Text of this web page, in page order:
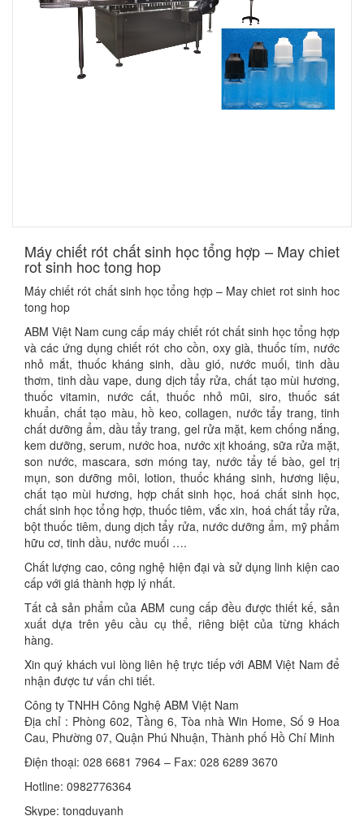
​Máy chiết rót chất sinh học tổng hợp – May chiet
rot sinh hoc tong hop
Máy chiết rót chất sinh học tổng hợp – May chiet rot sinh hoc
tong hop
ABM Việt Nam cung cấp máy chiết rót chất sinh học tổng hợp
và các ứng dụng chiết rót cho cồn, oxy già, thuốc tím, nước
nhỏ mắt, thuốc kháng sinh, dầu gió, nước muối, tinh dầu
thơm, tinh dầu vape, dung dịch tẩy rửa, chất tạo mùi hương,
thuốc vitamin, nước cất, thuốc nhỏ mũi, siro, thuốc sát
khuẩn, chất tạo màu, hồ keo, collagen, nước tẩy trang, tinh
chất dưỡng ẩm, dầu tẩy trang, gel rửa mặt, kem chống nắng,
kem dưỡng, serum, nước hoa, nước xịt khoáng, sữa rửa mặt,
son nước, mascara, sơn móng tay, nước tẩy tế bào, gel trị
mụn, son dưỡng môi, lotion, thuốc kháng sinh, hương liệu,
chất tạo mùi hương, hợp chất sinh học, hoá chất sinh học,
chất sinh học tổng hợp, thuốc tiêm, vắc xin, hoá chất tẩy rửa,
bột thuốc tiêm, dung dịch tẩy rửa, nước dưỡng ẩm, mỹ phẩm
hữu cơ, tinh dầu, nước muối ….
Chất lượng cao, công nghệ hiện đại và sử dụng linh kiện cao
cấp với giá thành hợp lý nhất.
Tất cả sản phẩm của ABM cung cấp đều được thiết kế, sản
xuất dựa trên yêu cầu cụ thể, riêng biệt của từng khách
hàng.
Xin quý khách vui lòng liên hệ trực tiếp với ABM Việt Nam để
nhận được tư vấn chi tiết.
Công ty TNHH Công Nghệ ABM Việt Nam
Địa chỉ : Phòng 602, Tầng 6, Tòa nhà Win Home, Số 9 Hoa
Cau, Phường 07, Quận Phú Nhuận, Thành phố Hồ Chí Minh
Điện thoại: 028 6681 7964 – Fax: 028 6289 3670
Hotline: 0982776364
Skype: tongduyanh